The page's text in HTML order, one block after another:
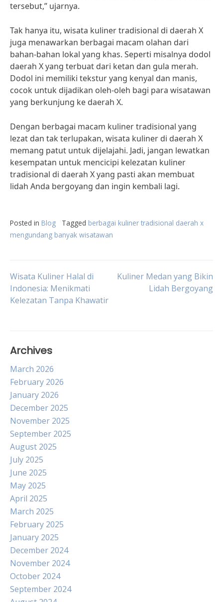
tersebut,” ujarnya.
Tak hanya itu, wisata kuliner tradisional di daerah X
juga menawarkan berbagai macam olahan dari
bahan-bahan lokal yang khas. Seperti misalnya dodol
daerah X yang terbuat dari ketan dan gula merah.
Dodol ini memiliki tekstur yang kenyal dan manis,
cocok untuk dijadikan oleh-oleh bagi para wisatawan
yang berkunjung ke daerah X.
Dengan berbagai macam kuliner tradisional yang
lezat dan tak terlupakan, wisata kuliner di daerah X
memang patut untuk dijelajahi. Jadi, jangan lewatkan
kesempatan untuk mencicipi kelezatan kuliner
tradisional di daerah X yang pasti akan membuat
lidah Anda bergoyang dan ingin kembali lagi.
Posted in Blog Tagged berbagai kuliner tradisional daerah x
mengundang banyak wisatawan
Post
navigation
Wisata Kuliner Halal di
Indonesia: Menikmati
Kelezatan Tanpa Khawatir
Kuliner Medan yang Bikin
Lidah Bergoyang
Archives
March 2026
February 2026
January 2026
December 2025
November 2025
September 2025
August 2025
July 2025
June 2025
May 2025
April 2025
March 2025
February 2025
January 2025
December 2024
November 2024
October 2024
September 2024